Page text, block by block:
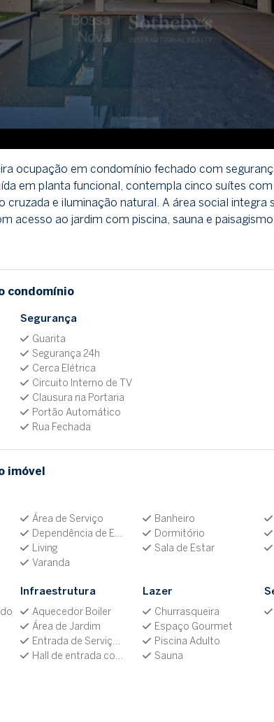
ocupação em condomínio fechado com
em planta funcional, contempla cinco suítes
cruzada e iluminação natural. A área social integra
acesso ao jardim com piscina, sauna e
condomínio
Segurança
Guarita
Segurança 24h
Cerca Elétrica
Circuito Interno de TV
Clausura na Portaria
Portão Automático
Rua Fechada
imóvel
Área de Serviço Banheiro
Dependência de Empregada Dormitório
Living Sala de Estar
Varanda
Infraestrutura
Aquecedor Boiler
Área de Jardim
Entrada de Serviço Independente
Hall de entrada com Pé Direito Duplo
Lazer
Churrasqueira
Espaço Gourmet
Piscina Adulto
Sauna